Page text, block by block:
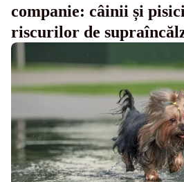
companie: câinii și
riscurilor de